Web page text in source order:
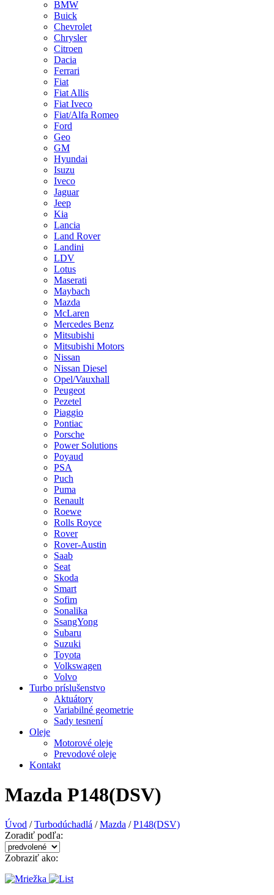
BMW
Buick
Chevrolet
Chrysler
Citroen
Dacia
Ferrari
Fiat
Fiat Allis
Fiat Iveco
Fiat/Alfa Romeo
Ford
Geo
GM
Hyundai
Isuzu
Iveco
Jaguar
Jeep
Kia
Lancia
Land Rover
Landini
LDV
Lotus
Maserati
Maybach
Mazda
McLaren
Mercedes Benz
Mitsubishi
Mitsubishi Motors
Nissan
Nissan Diesel
Opel/Vauxhall
Peugeot
Pezetel
Piaggio
Pontiac
Porsche
Power Solutions
Poyaud
PSA
Puch
Puma
Renault
Roewe
Rolls Royce
Rover
Rover-Austin
Saab
Seat
Skoda
Smart
Sofim
Sonalika
SsangYong
Subaru
Suzuki
Toyota
Volkswagen
Volvo
Turbo príslušenstvo
Aktuátory
Variabilné geometrie
Sady tesnení
Oleje
Motorové oleje
Prevodové oleje
Kontakt
Mazda P148(DSV)
Úvod / Turbodúchadlá / Mazda / P148(DSV)
Zoradiť podľa:
Zobraziť ako: